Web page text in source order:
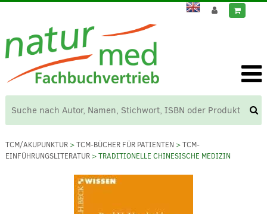
TCM/AKUPUNKTUR>TCM-BÜCHER FÜR PATIENTEN >TCM-
EINFÜHRUNGSLITERATUR> TRADITIONELLE CHINESISCHE MEDIZIN